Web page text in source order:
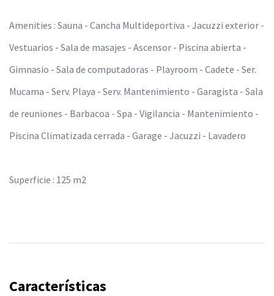
Amenities : Sauna - Cancha Multideportiva - Jacuzzi exterior -
Vestuarios - Sala de masajes - Ascensor - Piscina abierta -
Gimnasio - Sala de computadoras - Playroom - Cadete - Ser.
Mucama - Serv. Playa - Serv. Mantenimiento - Garagista - Sala
de reuniones - Barbacoa - Spa - Vigilancia - Mantenimiento -
Piscina Climatizada cerrada - Garage - Jacuzzi - Lavadero
Superficie : 125 m2
Características